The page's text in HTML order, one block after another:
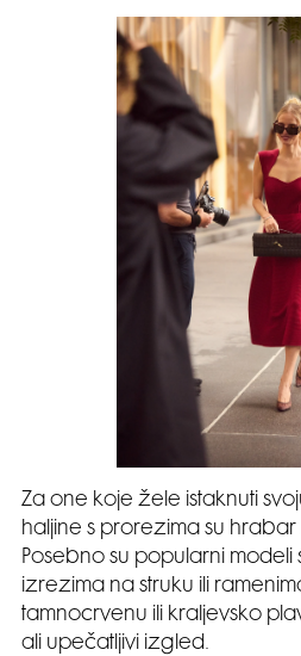
Za one koje žele istaknuti
haljine s prorezima su
Posebno su popularni modeli
izrezima na struku ili
tamnocrvenu ili kraljevsko
ali upečatljivi izgled.